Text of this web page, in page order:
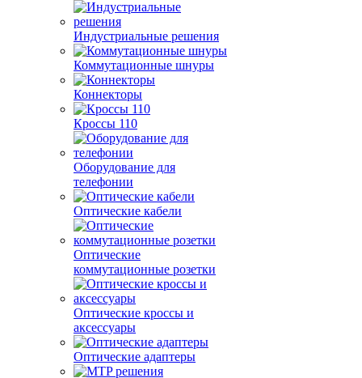
Индустриальные решения
Коммутационные шнуры
Коннекторы
Кроссы 110
Оборудование для
телефонии
Оптические кабели
Оптические
коммутационные розетки
Оптические кроссы и
аксессуары
Оптические адаптеры